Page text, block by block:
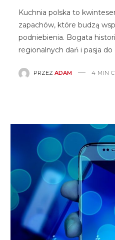
Kuchnia polska to
zapachów, które budzą
podniebienia. Bogata
regionalnych dań i pasja
PRZEZADAM 4 MIN